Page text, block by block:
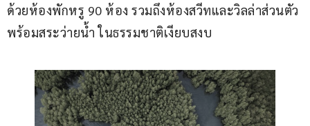
ด้วยห้องพักหรู 90 ห้อง รวมถึงห้องสวีทและวิลล่าส่วนตัว
พร้อมสระว่ายน้ำ ในธรรมชาติเงียบสงบ